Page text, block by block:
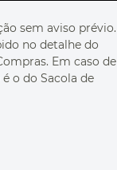
sem aviso prévio.
no detalhe do
Em caso de
o do Sacola de